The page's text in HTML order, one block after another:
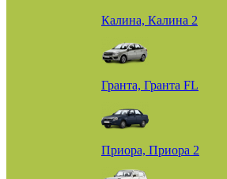
Калина, Калина 2
Гранта, Гранта FL
Приора, Приора 2